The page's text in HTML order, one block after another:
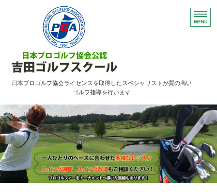
日本プロゴルフ協会ライセンスを取得したスペシャリストが質の高い
ゴルフ指導を行います
HOME
レッスンのご案内
ご予約について・FAQ
アクセス